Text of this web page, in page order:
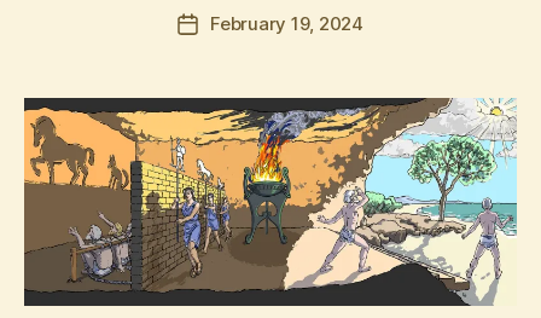
Post
author
o
ri
ti
k
o
s
PostFebruary 19, 2024